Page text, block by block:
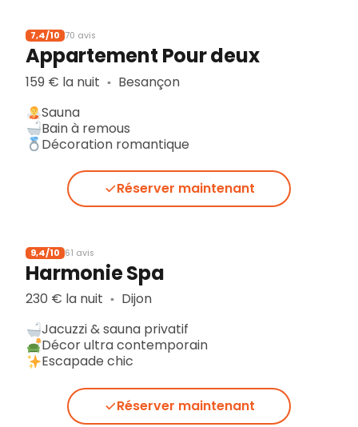
7,4/10 70 avis
Appartement Pour deux
159 € la nuit ▪︎ Besançon
Sauna
Bain à remous
Décoration romantique
Réserver maintenant
9,4/10 61 avis
Harmonie Spa
230 € la nuit ▪︎ Dijon
Jacuzzi & sauna privatif
Décor ultra contemporain
Escapade chic
Réserver maintenant